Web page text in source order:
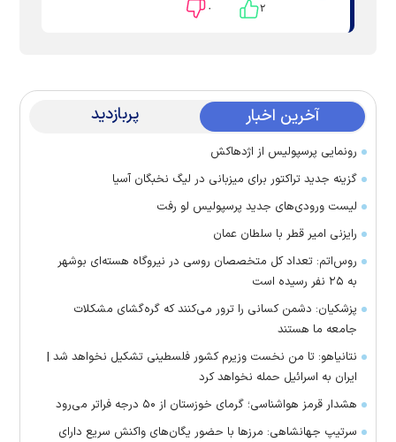
۲ ۰
آخرین اخبار پربازدید
رونمایی پرسپولیس از اژدهاکش
گزینه جدید تراکتور برای میزبانی در لیگ نخبگان آسیا
لیست ورودی‌های جدید پرسپولیس لو رفت
رایزنی امیر قطر با سلطان عمان
روس‌اتم: تعداد کل متخصصان روسی در نیروگاه هسته‌ای بوشهر
به ۲۵ نفر رسیده است
پزشکیان: دشمن کسانی را ترور می‌کنند که گره‌گشای مشکلات
جامعه ما هستند
نتانیاهو: تا من نخست وزیرم کشور فلسطینی تشکیل نخواهد شد |
ایران به اسرائیل حمله نخواهد کرد
هشدار قرمز هواشناسی؛ گرمای خوزستان از ۵۰ درجه فراتر می‌رود
سرتیپ جهانشاهی: مرز‌ها با حضور یگان‌های واکنش سریع دارای